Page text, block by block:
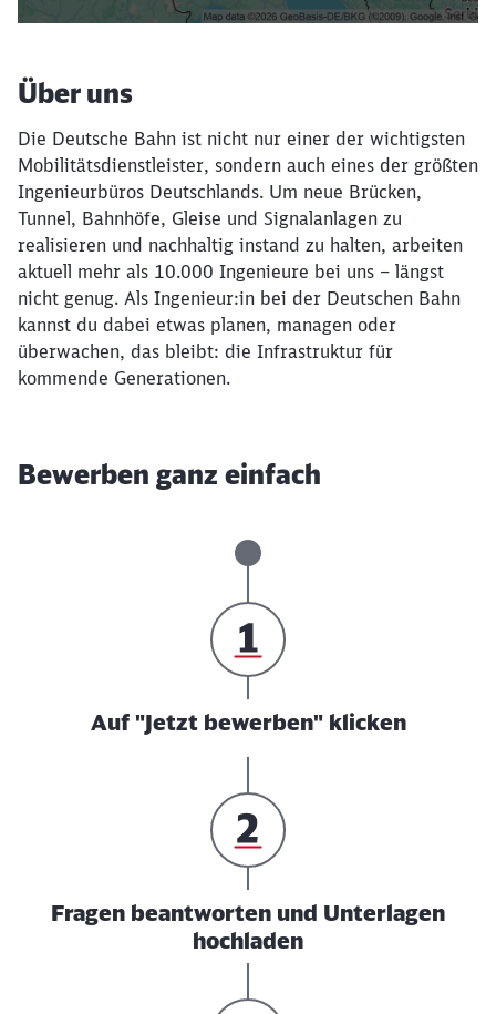
Über uns
Die Deutsche Bahn ist nicht nur einer der wichtigsten
Mobilitätsdienstleister, sondern auch eines der größten
Ingenieurbüros Deutschlands. Um neue Brücken,
Tunnel, Bahnhöfe, Gleise und Signalanlagen zu
realisieren und nachhaltig instand zu halten, arbeiten
aktuell mehr als 10.000 Ingenieure bei uns – längst
nicht genug. Als Ingenieur:in bei der Deutschen Bahn
kannst du dabei etwas planen, managen oder
überwachen, das bleibt: die Infrastruktur für
kommende Generationen.
Bewerben ganz einfach
Auf "Jetzt bewerben" klicken
Fragen beantworten und Unterlagen
hochladen